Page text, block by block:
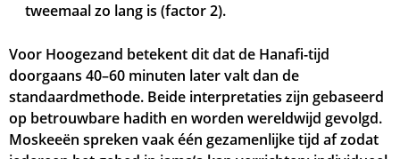
tweemaal zo lang is (factor 2).
Voor Hoogezand betekent dit dat de Hanafi-tijd
doorgaans 40–60 minuten later valt dan de
standaardmethode. Beide interpretaties zijn gebaseerd
op betrouwbare hadith en worden wereldwijd gevolgd.
Moskeeën spreken vaak één gezamenlijke tijd af zodat